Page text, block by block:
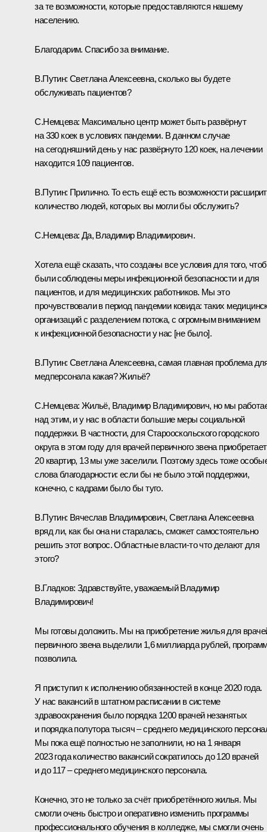
за те возможности, которые предоставляются нашему
населению.
Благодарим. Спасибо за внимание.
В.Путин: Светлана Алексеевна, сколько вы будете
обслуживать пациентов?
С.Немцева: Максимально центр может быть развёрнут
на 330 коек в условиях пандемии. В данном случае
на сегодняшний день у нас развёрнуто 120 коек, на лечении
находится 109 пациентов.
В.Путин: Прилично. То есть ещё есть возможности
количество людей, которых вы могли бы обслужить?
С.Немцева: Да, Владимир Владимирович.
Хотела ещё сказать, что созданы все условия для того,
были соблюдены меры инфекционной безопасности и для
пациентов, и для медицинских работников. Мы это
прочувствовали в период пандемии ковида: таких
организаций с разделением потока, с огромным вниманием
к инфекционной безопасности у нас [не было].
В.Путин: Светлана Алексеевна, самая главная проблема
медперсонала какая? Жильё?
С.Немцева: Жильё, Владимир Владимирович, но мы
над этим, и у нас в области большие меры социальной
поддержки. В частности, для Старооскольского городского
округа в этом году для врачей первичного звена
20 квартир, 13 мы уже заселили. Поэтому здесь тоже
слова благодарности: если бы не было этой поддержки,
конечно, с кадрами было бы туго.
В.Путин: Вячеслав Владимирович, Светлана Алексеевна
вряд ли, как бы она ни старалась, сможет самостоятельно
решить этот вопрос. Областные власти-то что делают для
этого?
В.Гладков: Здравствуйте, уважаемый Владимир
Владимирович!
Мы готовы доложить. Мы на приобретение жилья для
первичного звена выделили 1,6 миллиарда рублей,
позволила.
Я приступил к исполнению обязанностей в конце 2020 года.
У нас вакансий в штатном расписании в системе
здравоохранения было порядка 1200 врачей незанятых
и порядка полутора тысяч – среднего медицинского
Мы пока ещё полностью не заполнили, но на 1 января
2023 года количество вакансий сократилось до 120 врачей
и до 117 – среднего медицинского персонала.
Конечно, это не только за счёт приобретённого жилья. Мы
смогли очень быстро и оперативно изменить программы
профессионального обучения в колледже, мы смогли очень